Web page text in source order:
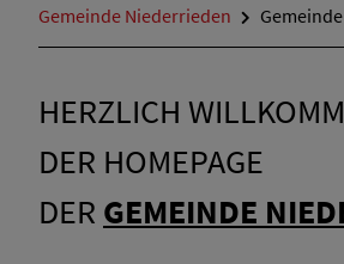
Gemeinde Niederrieden
HERZLICH
DER HOMEPAGE
DER GEMEINDE